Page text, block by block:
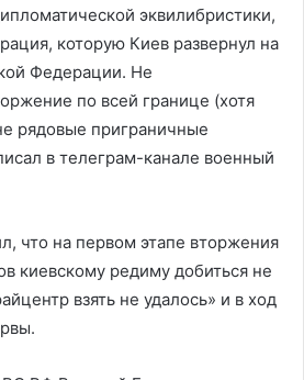
эквилибристики,
которую Киев развернул на
Федерации. Не
по всей границе (хотя
рядовые приграничные
в телеграм-канале военный
что на первом этапе вторжения
киевскому редиму добиться не
взять не удалось» и в ход